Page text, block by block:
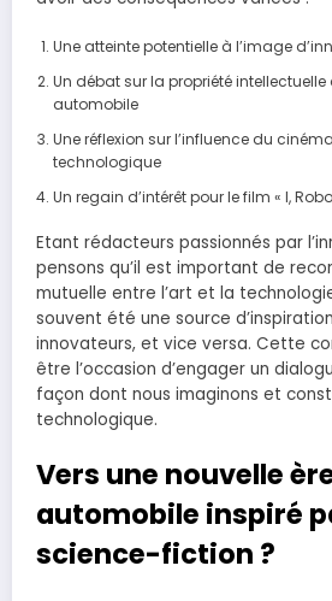
Une atteinte potentielle à l’image
Un débat sur la propriété
automobile
Une réflexion sur l’influence du
technologique
Un regain d’intérêt pour le film « I,
Etant rédacteurs passionnés par
pensons qu’il est important de
mutuelle entre l’art et la
souvent été une source
innovateurs, et vice versa. Cette
être l’occasion d’engager un
façon dont nous imaginons et
technologique.
Vers une nouvelle
automobile inspiré
science-fiction ?